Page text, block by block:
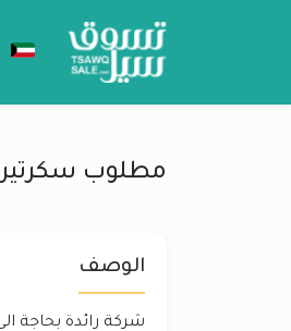
‏مطلوب
الوصف
شركة رائدة بحاجة